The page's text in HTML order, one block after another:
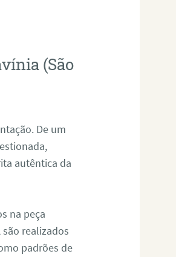
(São
De um
autêntica da
na peça
realizados
padrões de